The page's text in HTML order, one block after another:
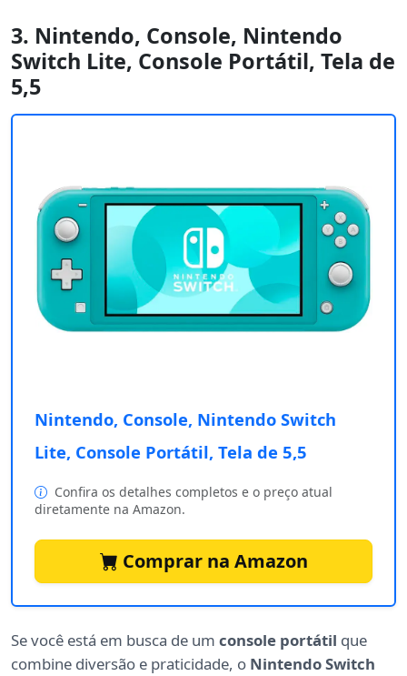
3. Nintendo, Console, Nintendo
Switch Lite, Console Portátil, Tela de
5,5
Nintendo, Console, Nintendo Switch
Lite, Console Portátil, Tela de 5,5
Confira os detalhes completos e o preço atual
diretamente na Amazon.
Comprar na Amazon
Se você está em busca de um console portátil que
combine diversão e praticidade, o Nintendo Switch